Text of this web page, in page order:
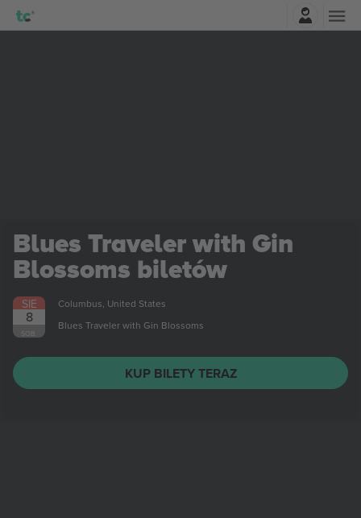
Blues Traveler with Gin
Blossoms biletów
SIE
8
SOB.
Columbus, United States
Blues Traveler with Gin Blossoms
KUP BILETY TERAZ